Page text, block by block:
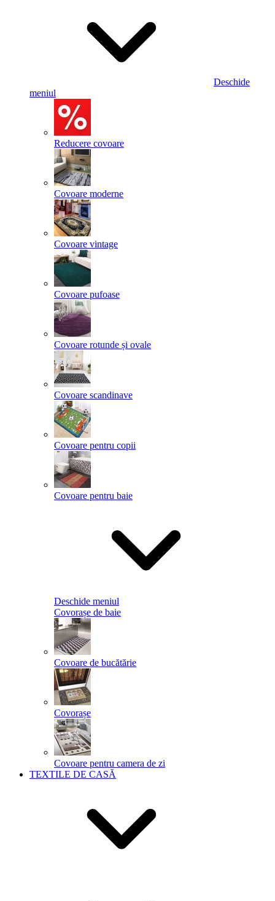
Deschide
meniul
Reducere covoare
Covoare moderne
Covoare vintage
Covoare pufoase
Covoare rotunde și ovale
Covoare scandinave
Covoare pentru copii
Covoare pentru baie
Deschide meniul
Covorașe de baie
Covoare de bucătărie
Covorașe
Covoare pentru camera de zi
TEXTILE DE CASĂ